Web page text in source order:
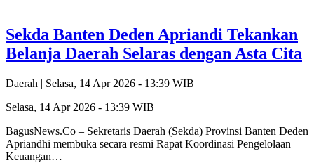
Sekda Banten Deden Apriandi Tekankan
Belanja Daerah Selaras dengan Asta Cita
Daerah | Selasa, 14 Apr 2026 - 13:39 WIB
Selasa, 14 Apr 2026 - 13:39 WIB
BagusNews.Co – Sekretaris Daerah (Sekda) Provinsi Banten Deden
Apriandhi membuka secara resmi Rapat Koordinasi Pengelolaan
Keuangan…